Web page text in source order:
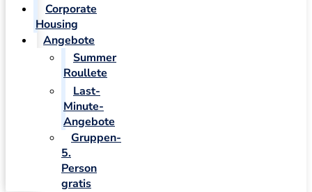
Corporate
Housing
Angebote
Summer
Roullete
Last-
Minute-
Angebote
Gruppen-
5.
Person
gratis